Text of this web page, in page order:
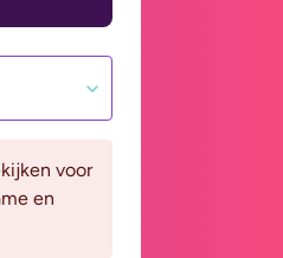
voor
en